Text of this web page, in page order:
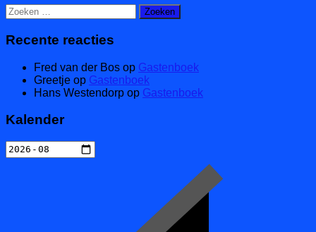
Zoeken
naar:
Recente reacties
Fred van der Bos op Gastenboek
Greetje op Gastenboek
Hans Westendorp op Gastenboek
Kalender